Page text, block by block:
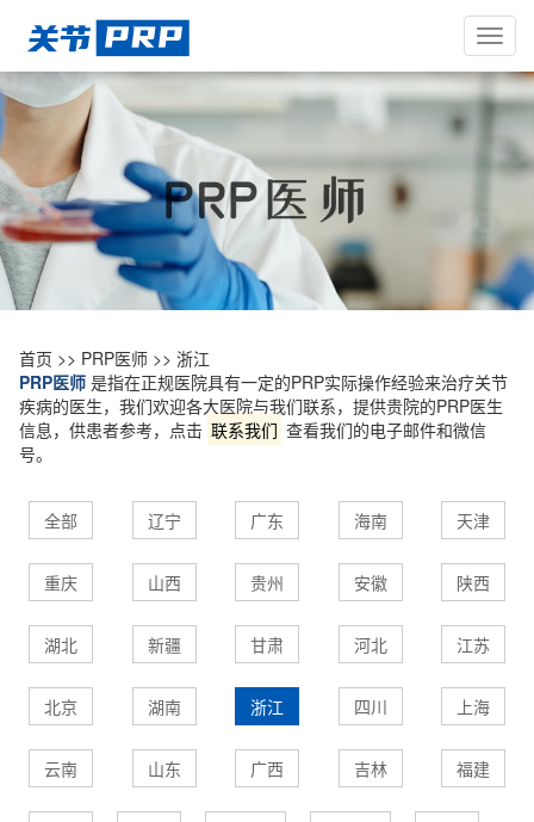
首页 >> PRP医师 >> 浙江
PRP医师 是指在正规医院具有一定的PRP实际操作经验来治疗关节
疾病的医生，我们欢迎各大医院与我们联系，提供贵院的PRP医生
信息，供患者参考，点击 联系我们 查看我们的电子邮件和微信
号。
全部 辽宁 广东 海南 天津
重庆 山西 贵州 安徽 陕西
湖北 新疆 甘肃 河北 江苏
北京 湖南 浙江 四川 上海
云南 山东 广西 吉林 福建